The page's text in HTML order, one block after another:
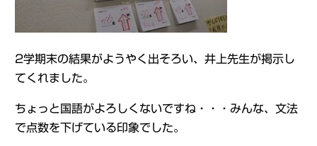
2学期末の結果がようやく出そろい、井上先生が掲示し
てくれました。
ちょっと国語がよろしくないですね・・・みんな、文法
で点数を下げている印象でした。